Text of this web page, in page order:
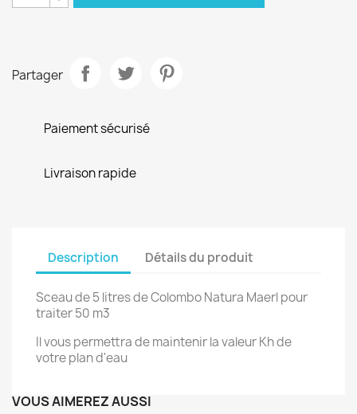
Partager
Paiement sécurisé
Livraison rapide
Description Détails du produit
Sceau de 5 litres de Colombo Natura Maerl pour
traiter 50 m3
Il vous permettra de maintenir la valeur Kh de
votre plan d'eau
VOUS AIMEREZ AUSSI